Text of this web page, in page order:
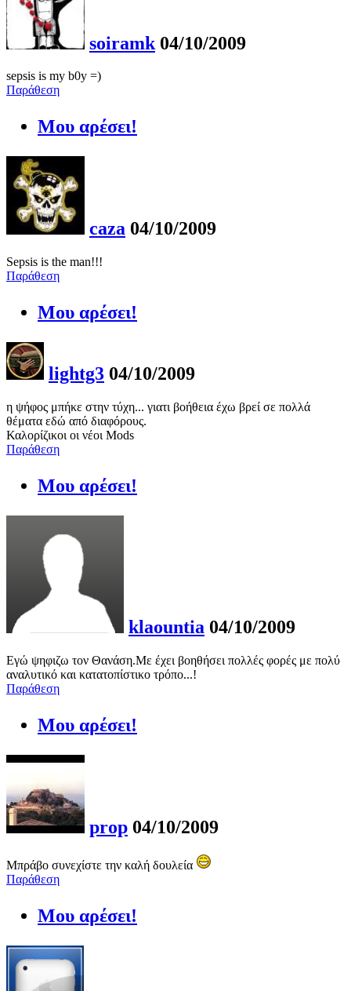
soiramk 04/10/2009
sepsis is my b0y =)
Παράθεση
Μου αρέσει!
caza 04/10/2009
Sepsis is the man!!!
Παράθεση
Μου αρέσει!
lightg3 04/10/2009
η ψήφος μπήκε στην τύχη... γιατι βοήθεια έχω βρεί σε πολλά
θέματα εδώ από διαφόρους.
Καλορίζικοι οι νέοι Mods
Παράθεση
Μου αρέσει!
klaountia 04/10/2009
Εγώ ψηφιζω τον Θανάση.Με έχει βοηθήσει πολλές φορές με πολύ
αναλυτικό και κατατοπίστικο τρόπο...!
Παράθεση
Μου αρέσει!
prop 04/10/2009
Μπράβο συνεχίστε την καλή δουλεία
Παράθεση
Μου αρέσει!